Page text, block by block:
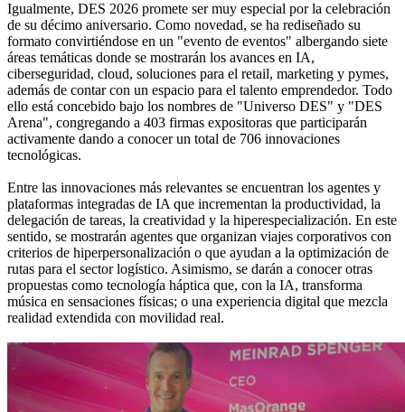
Igualmente, DES 2026 promete ser muy especial por la celebración
de su décimo aniversario. Como novedad, se ha rediseñado su
formato convirtiéndose en un "evento de eventos" albergando siete
áreas temáticas donde se mostrarán los avances en IA,
ciberseguridad, cloud, soluciones para el retail, marketing y pymes,
además de contar con un espacio para el talento emprendedor. Todo
ello está concebido bajo los nombres de "Universo DES" y "DES
Arena", congregando a 403 firmas expositoras que participarán
activamente dando a conocer un total de 706 innovaciones
tecnológicas.
Entre las innovaciones más relevantes se encuentran los agentes y
plataformas integradas de IA que incrementan la productividad, la
delegación de tareas, la creatividad y la hiperespecialización. En este
sentido, se mostrarán agentes que organizan viajes corporativos con
criterios de hiperpersonalización o que ayudan a la optimización de
rutas para el sector logístico. Asimismo, se darán a conocer otras
propuestas como tecnología háptica que, con la IA, transforma
música en sensaciones físicas; o una experiencia digital que mezcla
realidad extendida con movilidad real.